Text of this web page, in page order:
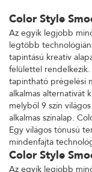
Color Style
Az egyik legjobb
legtöbb
tapintású kreatív
felülettel
tapintható prégelési
alkalmas alternatívát
melyből 9 szín
alkalmas színalap.
Egy világos tónusú
mindenfajta
Color Style
Az egyik legjobb